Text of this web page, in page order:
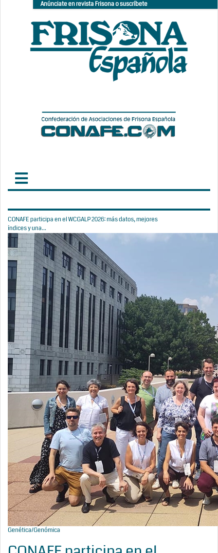
Anúnciate en revista Frisona o suscríbete
CONAFE participa en el WCGALP 2026: más datos, mejores
índices y una...
Genética/Genómica